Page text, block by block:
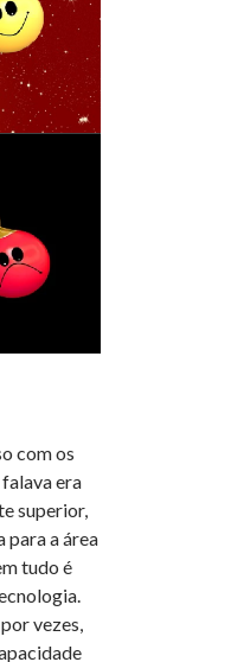
com os
era
superior,
para a área
tudo é
vezes,